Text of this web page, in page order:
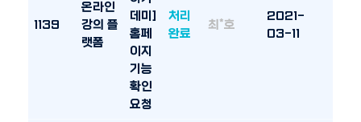
1139
온라인
강의 플
랫폼
데미]
홈페
이지
기능
확인
요청
처리
완료
최*호
2021-
03-11